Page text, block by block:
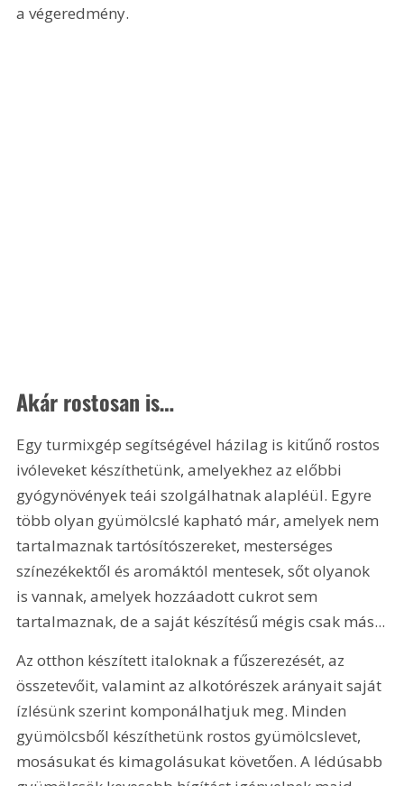
a végeredmény.
Akár rostosan is…
Egy turmixgép segítségével házilag is kitűnő rostos
ivóleveket készíthetünk, amelyekhez az előbbi
gyógynövények teái szolgálhatnak alapléül. Egyre
több olyan gyümölcslé kapható már, amelyek nem
tartalmaznak tartósítószereket, mesterséges
színezékektől és aromáktól mentesek, sőt olyanok
is vannak, amelyek hozzáadott cukrot sem
tartalmaznak, de a saját készítésű mégis csak más...
Az otthon készített italoknak a fűszerezését, az
összetevőit, valamint az alkotórészek arányait saját
ízlésünk szerint komponálhatjuk meg. Minden
gyümölcsből készíthetünk rostos gyümölcslevet,
mosásukat és kimagolásukat követően. A lédúsabb